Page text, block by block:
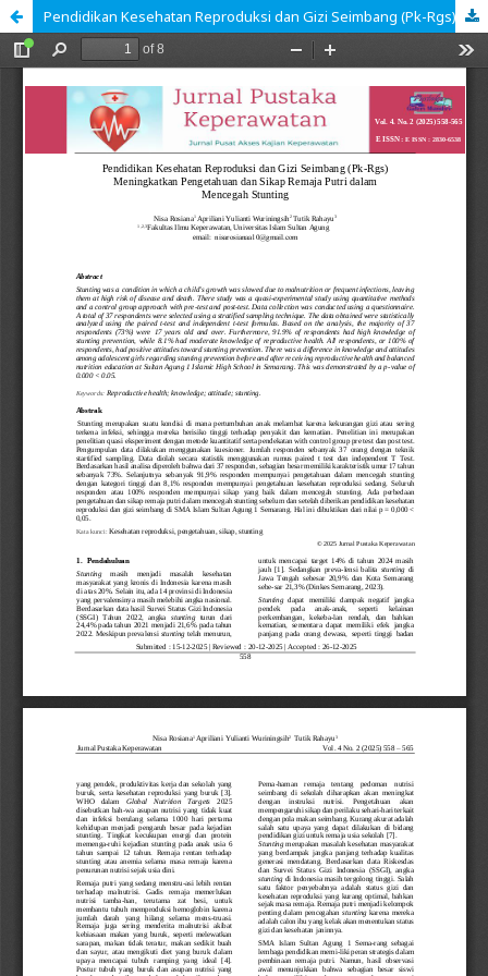
Pendidikan Kesehatan Reproduksi dan Gizi Seimbang (Pk-Rgs) Meningkatkan Pengetahuan dan Sikap Remaja Putri dalam Mencegah Stunting